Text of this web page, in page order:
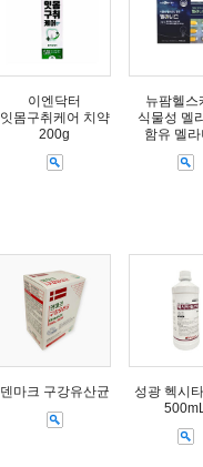
이엔닥터
잇몸구취케어 치약
200g
뉴팜헬스
식물성 멜
함유 멜
덴마크 구강유산균
성광 헥시